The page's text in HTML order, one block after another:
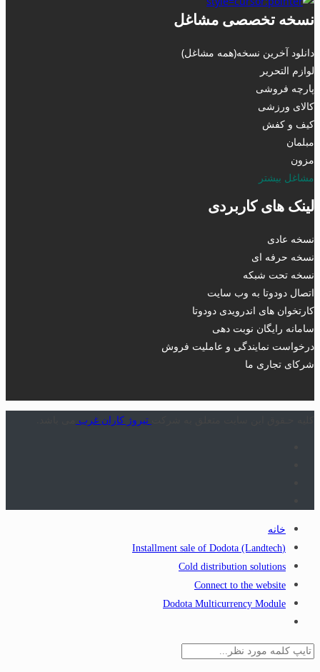
نسخه تخصصی مشاغل
دانلود آخرین نسخه(همه مشاغل)
لوازم التحریر
پارچه فروشی
کالای ورزشی
کیف و کفش
مبلمان
مزون
مشاغل بیشتر
لینک های کاربردی
نسخه عادی
نسخه حرفه ای
نسخه تحت شبکه
اتصال دودوتا به وب سایت
کارتخوان های اندرویدی دودوتا
سامانه رایگان نوبت دهی
درخواست نمایندگی و عاملیت فروش
شرکای تجاری ما
تیروژ کاران غرب
خانه
(Installment sale of Dodota (Landtech
Cold distribution solutions
Connect to the website
Dodota Multicurrency Module